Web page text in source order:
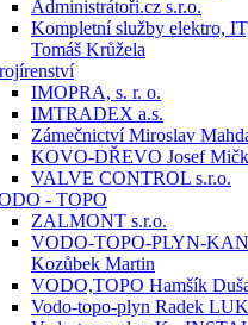
Administrátoři.cz s.r.o.
Kompletní služby elektro,
Tomáš Krůžela
IMOPRA, s. r. o.
IMTRADEX a.s.
Zámečnictví Miroslav
KOVO-DŘEVO Josef
VALVE CONTROL s.r.o.
- TOPO
ZALMONT s.r.o.
VODO-TOPO-PLYN-
Kozůbek Martin
VODO,TOPO Hamšík
Vodo-topo-plyn Radek